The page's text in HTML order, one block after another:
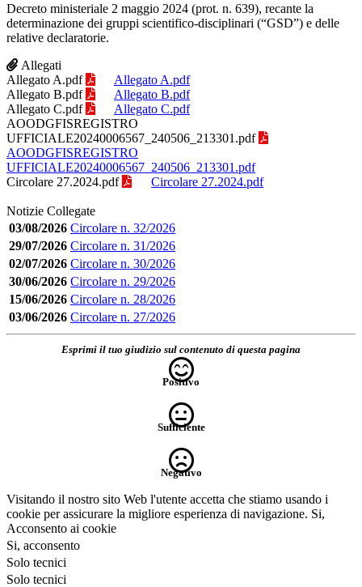
Decreto ministeriale 2 maggio 2024 (prot. n. 639), recante la
determinazione dei gruppi scientifico-disciplinari (“GSD”) e delle
relative declaratorie.
Allegati
Allegato A.pdf
Allegato A.pdf
Allegato B.pdf
Allegato B.pdf
Allegato C.pdf
Allegato C.pdf
AOODGFISREGISTRO
UFFICIALE20240006567_240506_213301.pdf
AOODGFISREGISTRO
UFFICIALE20240006567_240506_213301.pdf
Circolare 27.2024.pdf
Circolare 27.2024.pdf
Notizie Collegate
03/08/2026 Circolare n. 32/2026
29/07/2026 Circolare n. 31/2026
02/07/2026 Circolare n. 30/2026
30/06/2026 Circolare n. 29/2026
15/06/2026 Circolare n. 28/2026
03/06/2026 Circolare n. 27/2026
Esprimi il tuo giudizio sul contenuto di questa pagina
Positivo
Sufficiente
Negativo
Visitando il nostro sito Web l'utente accetta che stiamo usando i
cookie per assicurare la migliore esperienza di navigazione. Si,
Acconsento ai cookie
Si, acconsento
Solo tecnici
Solo tecnici